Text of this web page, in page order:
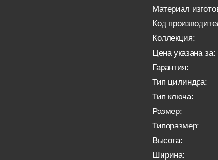
Материал
Код
Коллекция:
Цена указана за:
Гарантия:
Тип цилиндра:
Тип ключа:
Размер:
Типоразмер:
Высота:
Ширина: